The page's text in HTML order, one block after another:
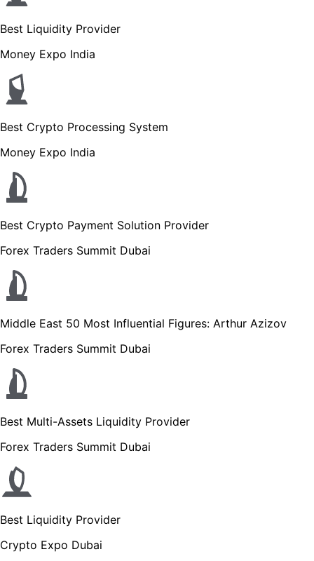
Best Liquidity Provider
Money Expo India
Best Crypto Processing System
Money Expo India
Best Crypto Payment Solution Provider
Forex Traders Summit Dubai
Middle East 50 Most Influential Figures: Arthur Azizov
Forex Traders Summit Dubai
Best Multi-Assets Liquidity Provider
Forex Traders Summit Dubai
Best Liquidity Provider
Crypto Expo Dubai